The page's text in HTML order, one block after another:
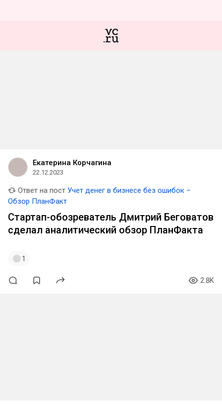
Екатерина Корчагина
22.12.2023
Ответ на пост Учет денег в бизнесе без ошибок –
Обзор ПланФакт
Стартап-обозреватель Дмитрий Беговатов
сделал аналитический обзор ПланФакта
1
2.8K